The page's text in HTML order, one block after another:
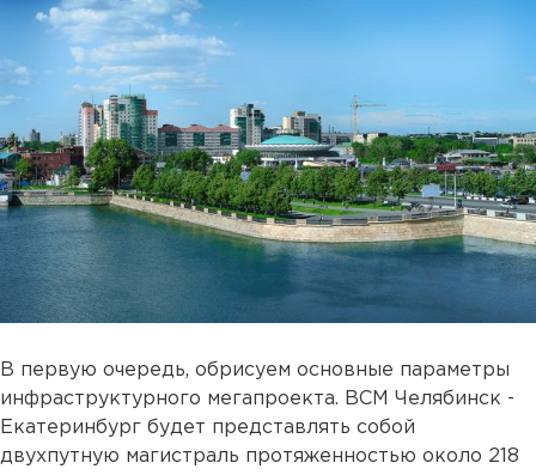
В первую очередь, обрисуем основные параметры
инфраструктурного мегапроекта. ВСМ Челябинск -
Екатеринбург будет представлять собой
двухпутную магистраль протяженностью около 218